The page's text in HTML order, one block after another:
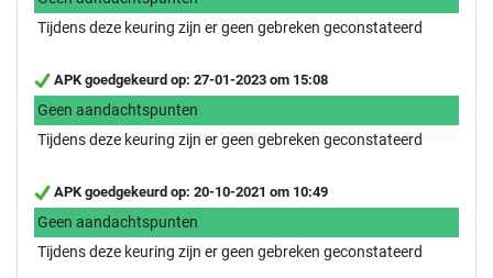
Tijdens deze keuring zijn er geen gebreken geconstateerd
APK goedgekeurd op: 27-01-2023 om 15:08
Geen aandachtspunten
Tijdens deze keuring zijn er geen gebreken geconstateerd
APK goedgekeurd op: 20-10-2021 om 10:49
Geen aandachtspunten
Tijdens deze keuring zijn er geen gebreken geconstateerd